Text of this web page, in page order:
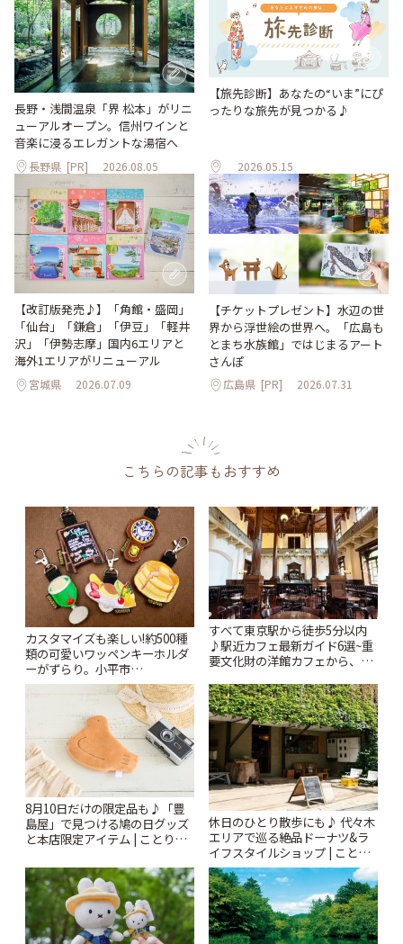
長野・浅間温泉「界 松本」がリニ
ューアルオープン。信州ワインと
音楽に浸るエレガントな湯宿へ
長野県 [PR] 2026.08.05
【旅先診断】あなたの“いま”にぴ
ったりな旅先が見つかる♪
2026.05.15
【改訂版発売♪】「角館・盛岡」
「仙台」「鎌倉」「伊豆」「軽井
沢」「伊勢志摩」国内6エリアと
海外1エリアがリニューアル
宮城県 2026.07.09
【チケットプレゼント】水辺の世
界から浮世絵の世界へ。「広島も
とまち水族館」ではじまるアート
さんぽ
広島県 [PR] 2026.07.31
こちらの記事もおすすめ
カスタマイズも楽しい!約500種
類の可愛いワッペンキーホルダ
ーがずらり。小平市
「Kimamaya T&K」 | ことりっ
すべて東京駅から徒歩5分以内
♪駅近カフェ最新ガイド6選~重
要文化財の洋館カフェから、改
りっぷ
8月10日だけの限定品も♪「豊
島屋」で見つける鳩の日グッズ
と本店限定アイテム | ことりっ
休日のひとり散歩にも♪ 代々木
エリアで巡る絶品ドーナツ&ラ
イフスタイルショップ | ことり
っぷ